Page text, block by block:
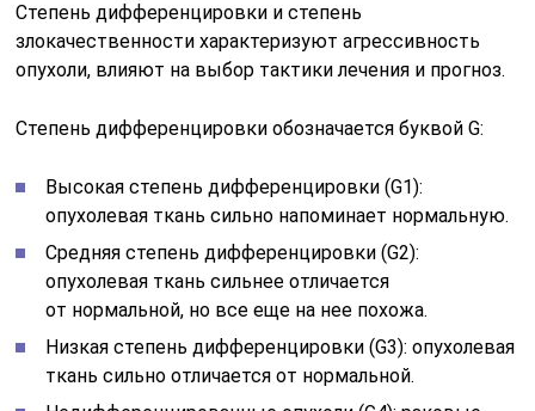
Степень дифференцировки и степень
злокачественности характеризуют агрессивность
опухоли, влияют на выбор тактики лечения и прогноз.
Степень дифференцировки обозначается буквой G:
Высокая степень дифференцировки (G1):
опухолевая ткань сильно напоминает нормальную.
Средняя степень дифференцировки (G2):
опухолевая ткань сильнее отличается
от нормальной, но все еще на нее похожа.
Низкая степень дифференцировки (G3): опухолевая
ткань сильно отличается от нормальной.